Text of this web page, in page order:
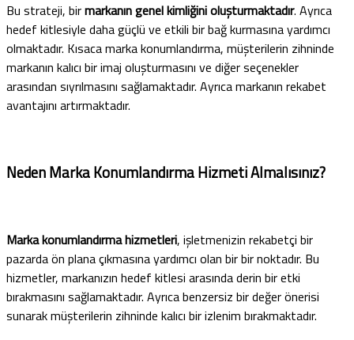
Bu strateji, birmarkanın genel kimliğini oluşturmaktadır. Ayrıca
hedef kitlesiyle daha güçlü ve etkili bir bağ kurmasına yardımcı
olmaktadır. Kısaca marka konumlandırma, müşterilerin zihninde
markanın kalıcı bir imaj oluşturmasını ve diğer seçenekler
arasından sıyrılmasını sağlamaktadır. Ayrıca markanın rekabet
avantajını artırmaktadır.
Neden Marka Konumlandırma Hizmeti Almalısınız?
Marka konumlandırma hizmetleri, işletmenizin rekabetçi bir
pazarda ön plana çıkmasına yardımcı olan bir bir noktadır. Bu
hizmetler, markanızın hedef kitlesi arasında derin bir etki
bırakmasını sağlamaktadır. Ayrıca benzersiz bir değer önerisi
sunarak müşterilerin zihninde kalıcı bir izlenim bırakmaktadır.